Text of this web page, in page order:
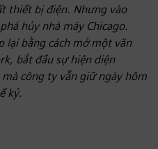
thiết bị điện. Nhưng vào
hủy nhà máy Chicago.
lại bằng cách mở một văn
bắt đầu sự hiện diện
công ty vẫn giữ ngày hôm
kỷ.